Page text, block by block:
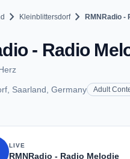
chevron_right Kleinblittersdorfchevron_right RMNRadio -
- Radio
Saarland, Germany Adult
LIVE
RMNRadio - Radio Melodie